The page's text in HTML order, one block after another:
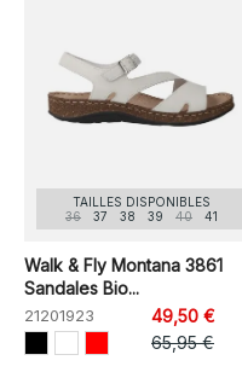
TAILLES DISPONIBLES
36
37 38 39 40 41
Walk & Fly Montana 3861
Sandales Bio...
21201923
49,50 €
65,95 €